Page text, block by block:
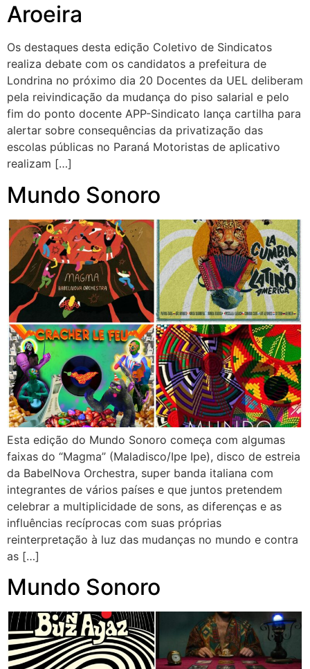
Aroeira
Os destaques desta edição Coletivo de Sindicatos
realiza debate com os candidatos a prefeitura de
Londrina no próximo dia 20 Docentes da UEL deliberam
pela reivindicação da mudança do piso salarial e pelo
fim do ponto docente APP-Sindicato lança cartilha para
alertar sobre consequências da privatização das
escolas públicas no Paraná Motoristas de aplicativo
realizam […]
Mundo Sonoro
Esta edição do Mundo Sonoro começa com algumas
faixas do “Magma” (Maladisco/Ipe Ipe), disco de estreia
da BabelNova Orchestra, super banda italiana com
integrantes de vários países e que juntos pretendem
celebrar a multiplicidade de sons, as diferenças e as
influências recíprocas com suas próprias
reinterpretação à luz das mudanças no mundo e contra
as […]
Mundo Sonoro